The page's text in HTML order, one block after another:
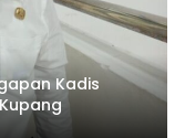
Kadis